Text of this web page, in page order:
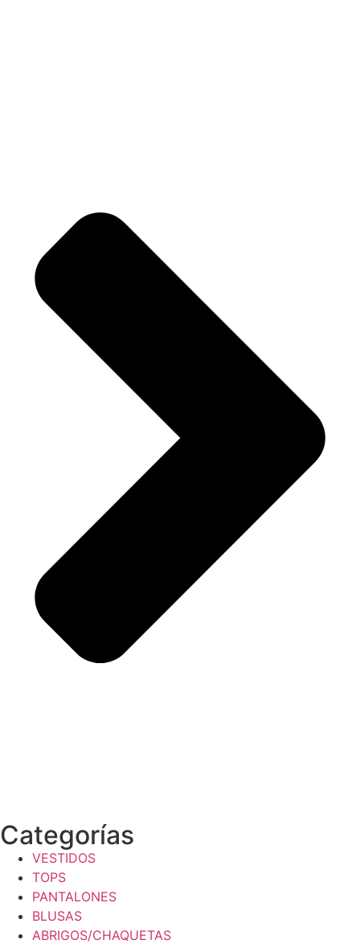
Categorías
VESTIDOS
TOPS
PANTALONES
BLUSAS
ABRIGOS/CHAQUETAS